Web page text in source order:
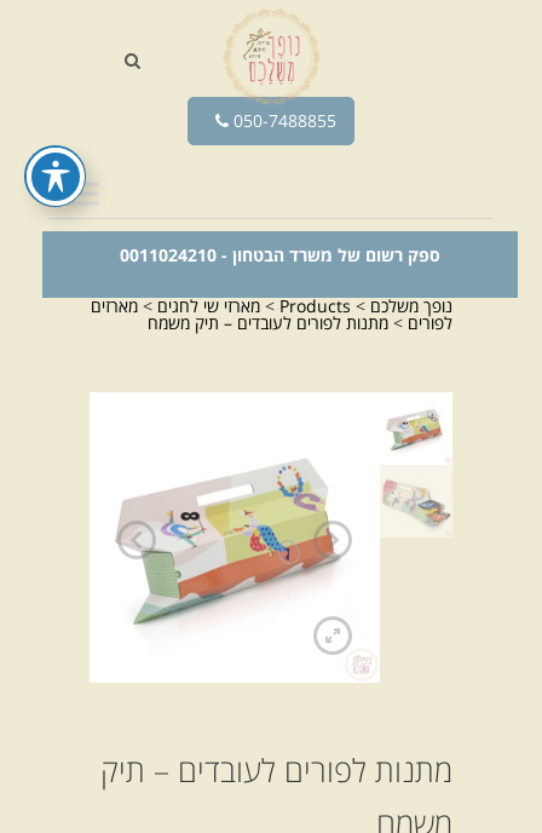
050-7488855
ספק רשום של משרד הבטחון - 0011024210
נופך משלכם>
Products
>מארזי שי לחגים>מארזים
לפורים > מתנות לפורים לעובדים – תיק משמח
מתנות לפורים לעובדים – תיק
משמח